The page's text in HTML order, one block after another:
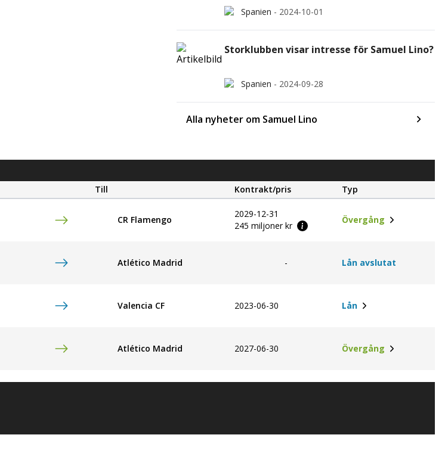
Spanien - 2024-10-01
Storklubben visar intresse för Samuel Lino?
Spanien - 2024-09-28
Alla nyheter om Samuel Lino
Till Kontrakt/pris Typ
CR Flamengo
2029-12-31
245 miljoner kr
Övergång
Atlético Madrid - Lån avslutat
Valencia CF 2023-06-30 Lån
Atlético Madrid 2027-06-30 Övergång